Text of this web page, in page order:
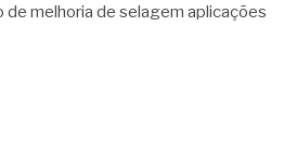
de melhoria de selagem aplicações